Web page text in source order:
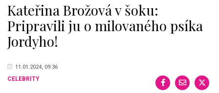
Kateřina Brožová v šoku:
Pripravili ju o milovaného psíka
Jordyho!
11.01.2024, 09:36
CELEBRITY